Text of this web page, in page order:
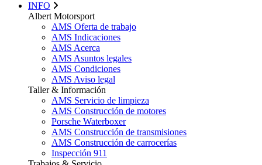
INFO
Albert Motorsport
AMS Oferta de trabajo
AMS Indicaciones
AMS Acerca
AMS Asuntos legales
AMS Condiciones
AMS Aviso legal
Taller & Información
AMS Servicio de limpieza
AMS Construcción de motores
Porsche Waterboxer
AMS Construcción de transmisiones
AMS Construcción de carrocerías
Inspección 911